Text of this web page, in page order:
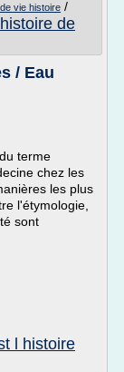
vie histoire /
de
/ Eau
terme
chez les
les plus
l'étymologie,
sont
l histoire